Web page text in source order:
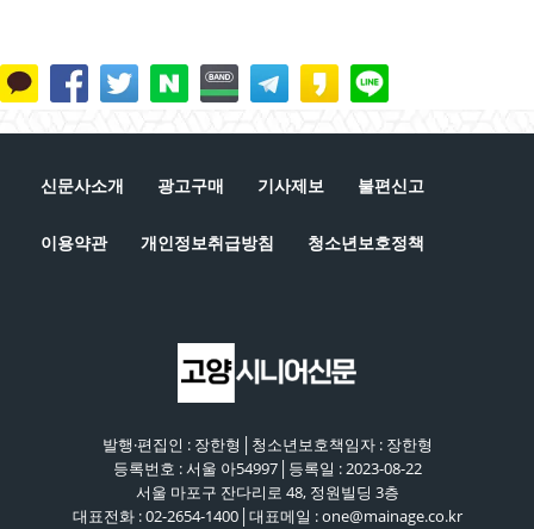
은퇴는 새로운 시작, 새로운 출발이다 [시니어 이슈
플러스 2회]
44:42
신문사소개 광고구매 기사제보 불편신고
이용약관 개인정보취급방침 청소년보호정책
발행·편집인 : 장한형│청소년보호책임자 : 장한형
등록번호 : 서울 아54997│등록일 : 2023-08-22
서울 마포구 잔다리로 48, 정원빌딩 3층
대표전화 : 02-2654-1400│대표메일 : one@mainage.co.kr